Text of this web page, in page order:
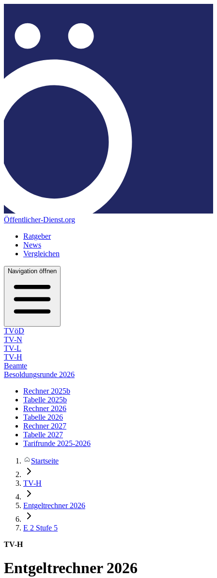
Öffentlicher-Dienst.org
Ratgeber
News
Vergleichen
Navigation öffnen
TVöD
TV-N
TV-L
TV-H
Beamte
Besoldungsrunde 2026
Rechner 2025b
Tabelle 2025b
Rechner 2026
Tabelle 2026
Rechner 2027
Tabelle 2027
Tarifrunde 2025-2026
Startseite
TV-H
Entgeltrechner 2026
E 2 Stufe 5
TV-H
Entgeltrechner 2026